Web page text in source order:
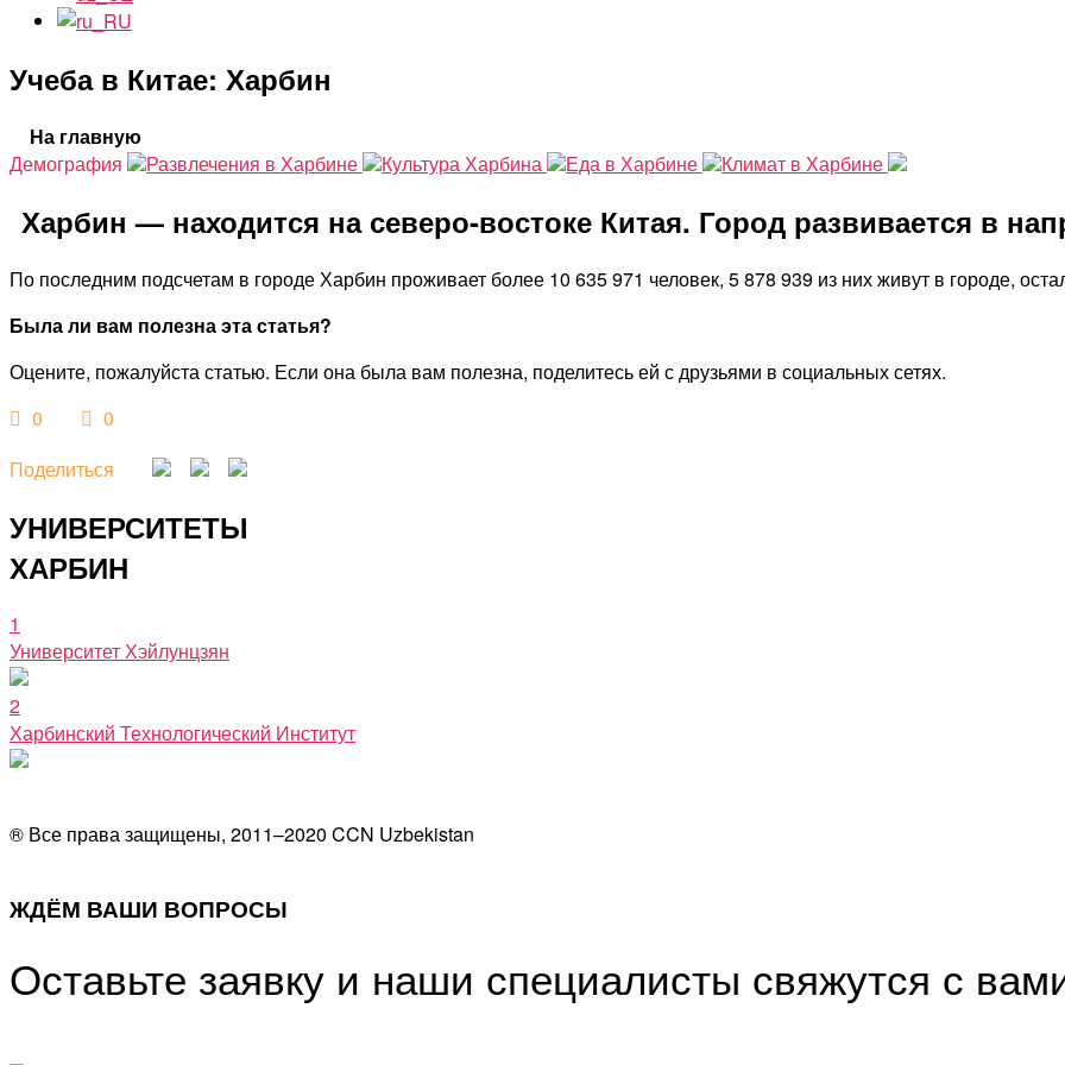
Учеба в Китае: Харбин
На главную
Демография
Развлечения в Харбине Культура Харбина Еда в Харбине Климат в Харбине
Харбин — находится на северо-востоке Китая. Город развивается в
По последним подсчетам в городе Харбин проживает более 10 635 971 человек, 5 878 939 из них живут в городе,
Была ли вам полезна эта статья?
Оцените, пожалуйста статью. Если она была вам полезна, поделитесь ей с друзьями в социальных сетях.
0
0
Поделиться
УНИВЕРСИТЕТЫ
ХАРБИН
1
Университет Хэйлунцзян
2
Харбинский Технологический Институт
® Все права защищены, 2011–2020 CCN Uzbekistan
ЖДЁМ ВАШИ ВОПРОСЫ
Оставьте заявку и наши специалисты свяжутся с